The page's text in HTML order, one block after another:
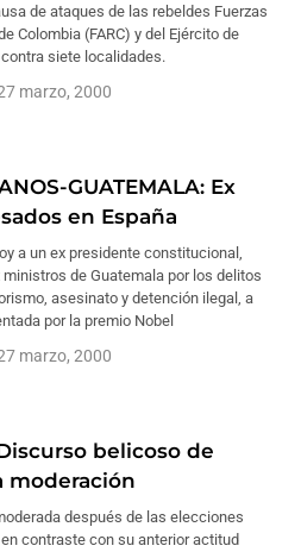
de ataques de las rebeldes Fuerzas
Colombia (FARC) y del Ejército de
siete localidades.
marzo, 2000
GUATEMALA: Ex
en España
a un ex presidente constitucional,
de Guatemala por los delitos
asesinato y detención ilegal, a
por la premio Nobel
marzo, 2000
belicoso de
moderación
después de las elecciones
contraste con su anterior actitud